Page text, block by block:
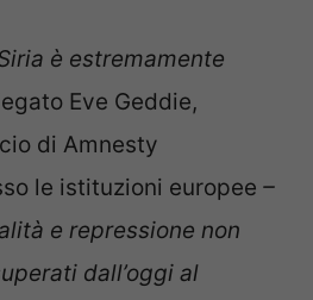
è estremamente
Eve Geddie,
di Amnesty
le istituzioni europee –
e repressione non
dall’oggi al